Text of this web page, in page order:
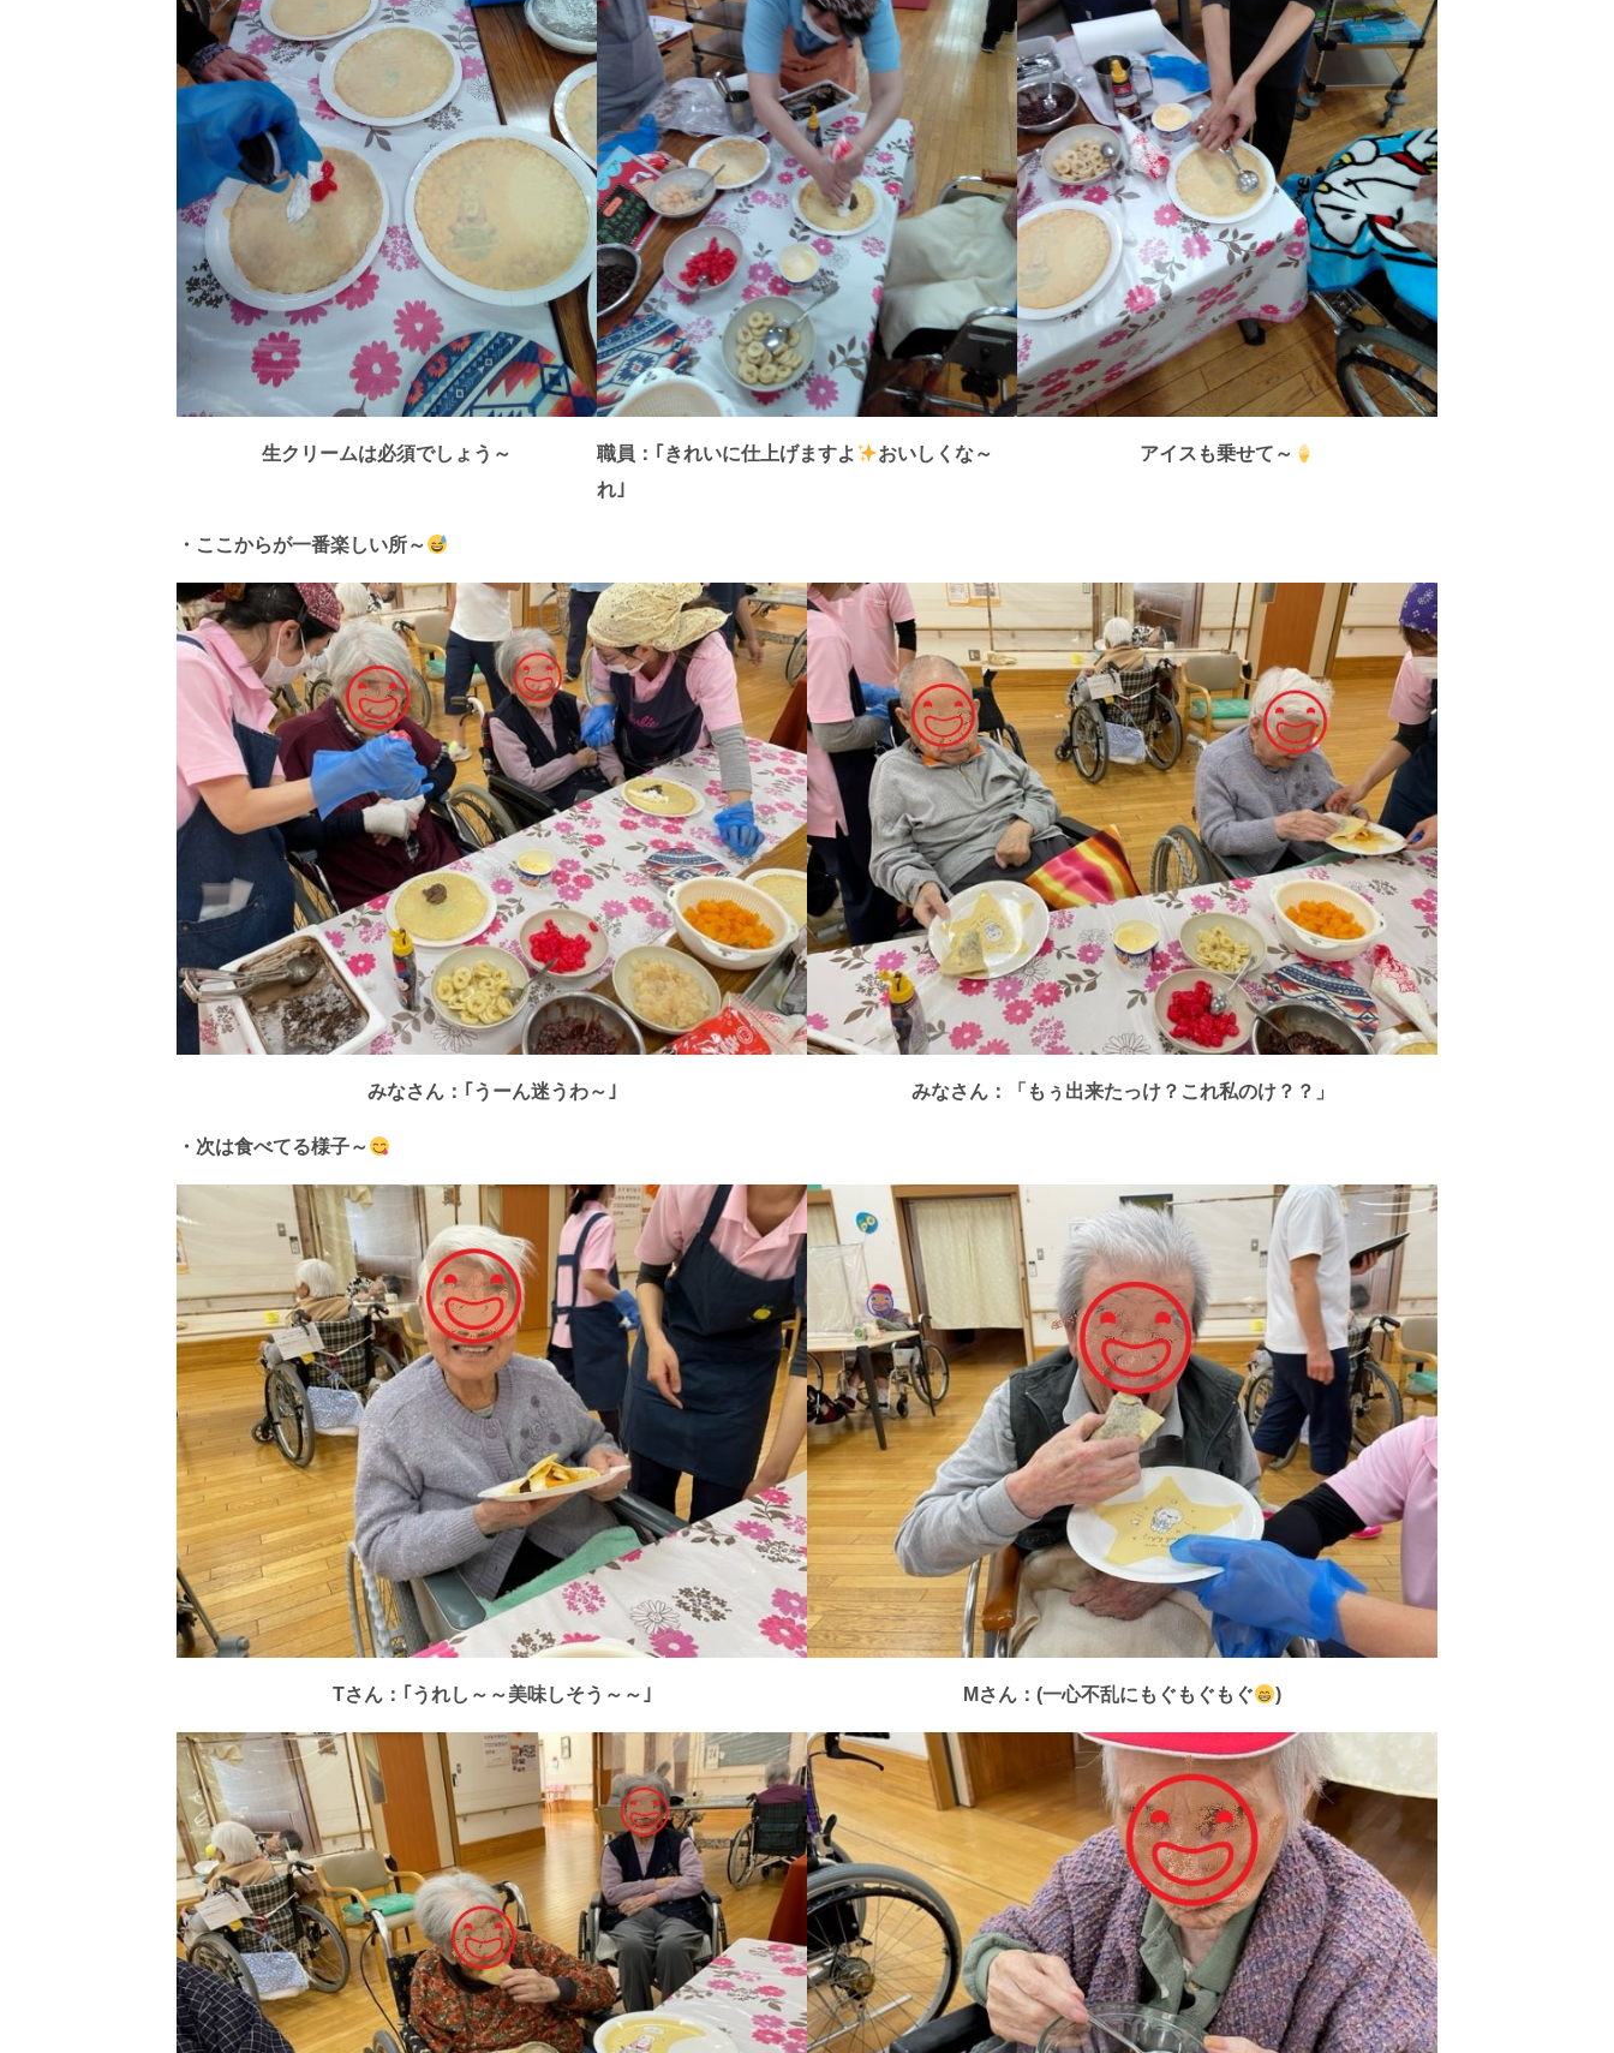
生クリームは必須でしょう～ 職員：｢きれいに仕上げますよ
おいしくな～
れ｣
アイスも乗せて～
・ここからが一番楽しい所～
みなさん：｢うーん迷うわ～｣ みなさん：「もぅ出来たっけ？これ私のけ？？」
・次は食べてる様子～
Tさん：｢うれし～～美味しそう～～｣ Mさん：(一心不乱にもぐもぐもぐ )